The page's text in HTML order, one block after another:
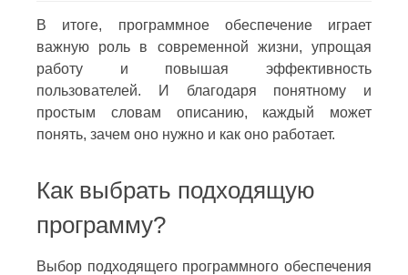
В итоге, программное обеспечение играет
важную роль в современной жизни, упрощая
работу и повышая эффективность
пользователей. И благодаря понятному и
простым словам описанию, каждый может
понять, зачем оно нужно и как оно работает.
Как выбрать подходящую
программу?
Выбор подходящего программного обеспечения